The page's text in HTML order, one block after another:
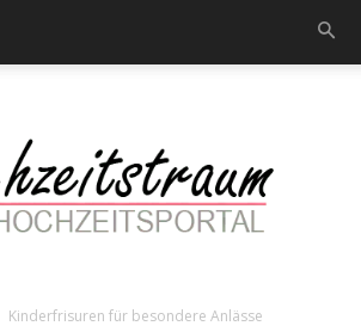
Kinderfrisuren für besondere Anlässe